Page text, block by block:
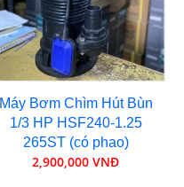
Máy Bơm Chìm Hút Bùn
1/3 HP HSF240-1.25
265ST (có phao)
2,900,000 VNĐ